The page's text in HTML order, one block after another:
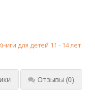
для детей 11 - 14 лет
Отзывы (0)